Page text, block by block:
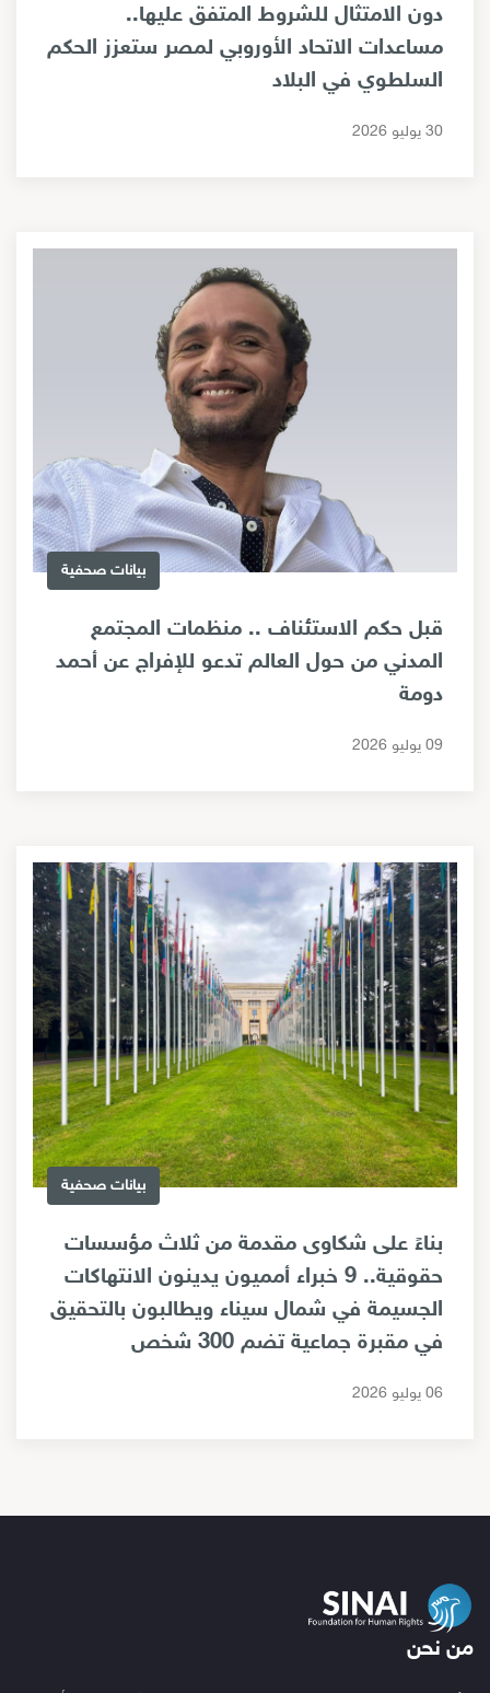
دون الامتثال للشروط المتفق عليها..
مساعدات الاتحاد الأوروبي لمصر ستعزز الحكم
السلطوي في البلاد
30 يوليو 2026
بيانات صحفية
قبل حكم الاستئناف .. منظمات المجتمع
المدني من حول العالم تدعو للإفراج عن أحمد
دومة
09 يوليو 2026
بيانات صحفية
بناءً على شكاوى مقدمة من ثلاث مؤسسات
حقوقية.. 9 خبراء أمميون يدينون الانتهاكات
الجسيمة في شمال سيناء ويطالبون بالتحقيق
في مقبرة جماعية تضم 300 شخص
06 يوليو 2026
من نحن